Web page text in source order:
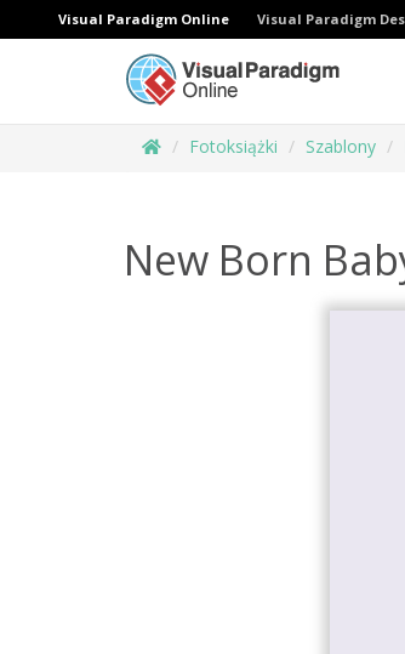
Visual Paradigm Online Visual Paradigm
Fotoksiążki Szablony
New Born